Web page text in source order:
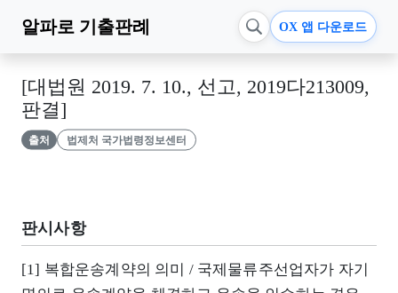
알파로 기출판례 OX 앱 다운로드
[대법원 2019. 7. 10., 선고, 2019다213009,
판결]
출처 법제처 국가법령정보센터
판시사항
[1] 복합운송계약의 의미 / 국제물류주선업자가 자기